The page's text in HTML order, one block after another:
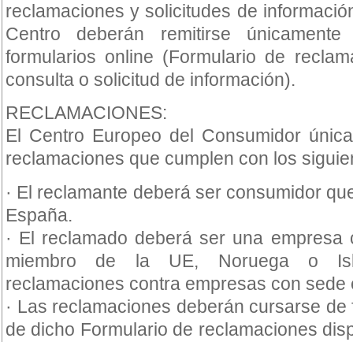
reclamaciones y solicitudes de
Centro deberán remitirse
formularios online (Formulario de
consulta o solicitud de información).
RECLAMACIONES:
El Centro Europeo del Consumidor
reclamaciones que cumplen con los
· El reclamante deberá ser consumidor
España.
· El reclamado deberá ser una
miembro de la UE, Noruega o
reclamaciones contra empresas con sede
· Las reclamaciones deberán cursarse
de dicho Formulario de reclamaciones